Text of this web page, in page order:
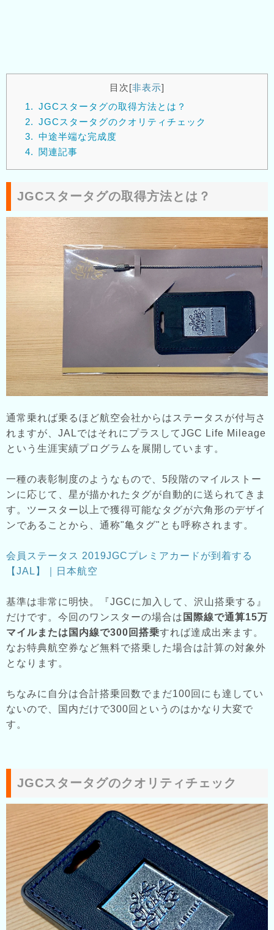
目次[非表示]
1. JGCスタータグの取得方法とは？
2. JGCスタータグのクオリティチェック
3. 中途半端な完成度
4.
関連記事
JGCスタータグの取得方法とは？
通常乗れば乗るほど航空会社からはステータスが付与さ
れますが、JALではそれにプラスしてJGC Life Mileage
という生涯実績プログラムを展開しています。
一種の表彰制度のようなもので、5段階のマイルストー
ンに応じて、星が描かれたタグが自動的に送られてきま
す。ツースター以上で獲得可能なタグが六角形のデザイ
ンであることから、通称"亀タグ"とも呼称されます。
会員ステータス 2019JGCプレミアカードが到着する
【JAL】｜日本航空
基準は非常に明快。『JGCに加入して、沢山搭乗する』
だけです。今回のワンスターの場合は 国際線で通算15万
マイルまたは国内線で300回搭乗すれば達成出来ます。
なお特典航空券など無料で搭乗した場合は計算の対象外
となります。
ちなみに自分は合計搭乗回数でまだ100回にも達してい
ないので、国内だけで300回というのはかなり大変で
す。
JGCスタータグのクオリティチェック